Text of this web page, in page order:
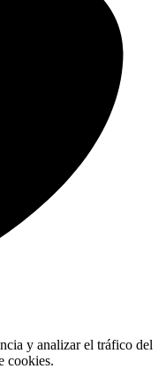
y analizar el tráfico del
cookies.